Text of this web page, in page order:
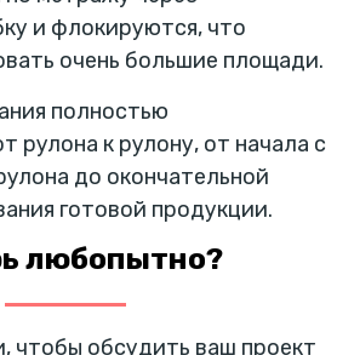
и флокируются, что
очень большие площади.
полностью
рулона к рулону, от начала с
до окончательной
готовой продукции.
любопытно?